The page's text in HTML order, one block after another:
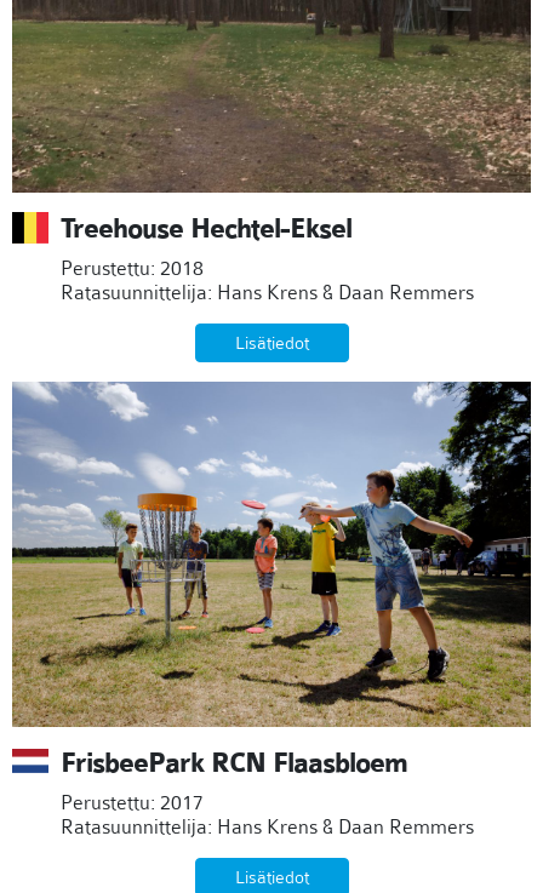
Treehouse Hechtel-Eksel
Perustettu: 2018
Ratasuunnittelija: Hans Krens & Daan Remmers
Lisätiedot
FrisbeePark RCN Flaasbloem
Perustettu: 2017
Ratasuunnittelija: Hans Krens & Daan Remmers
Lisätiedot